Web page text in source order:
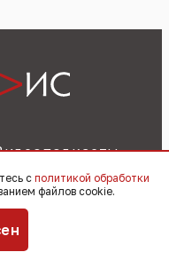
с политикой обработки
файлов cookie.